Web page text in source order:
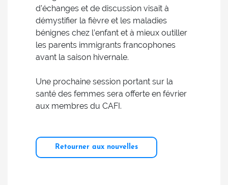
d’échanges et de discussion visait à
démystifier la fièvre et les maladies
bénignes chez l’enfant et à mieux outiller
les parents immigrants francophones
avant la saison hivernale.
Une prochaine session portant sur la
santé des femmes sera offerte en février
aux membres du CAFI.
Retourner aux nouvelles